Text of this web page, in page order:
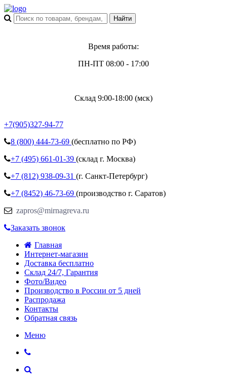
Время работы:
ПН-ПТ 08:00 - 17:00
Склад 9:00-18:00 (мск)
+7(905)327-94-77
8 (800) 444-73-69 (бесплатно по РФ)
+7 (495) 661-01-39 (склад г. Москва)
+7 (812) 938-09-31 (г. Санкт-Петербург)
+7 (8452) 46-73-69 (производство г. Саратов)
zapros@mirnagreva.ru
Заказать звонок
Главная
Интернет-магазин
Доставка бесплатно
Склад 24/7, Гарантия
Фото/Видео
Производство в России от 5 дней
Распродажа
Контакты
Обратная связь
Меню